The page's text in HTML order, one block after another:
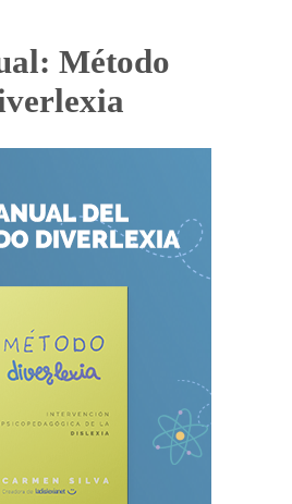
Método